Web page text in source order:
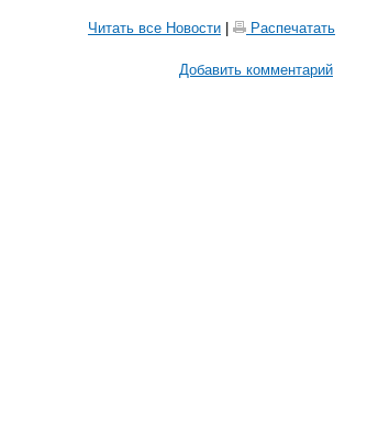
Читать все Новости Распечатать
Добавить комментарий